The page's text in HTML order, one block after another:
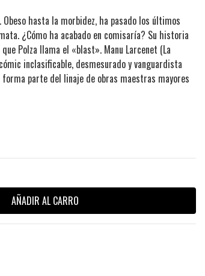
hasta la morbidez, ha pasado los últimos
¿Cómo ha acabado en comisaría? Su historia
Polza llama el «blast». Manu Larcenet (La
inclasificable, desmesurado y vanguardista
parte del linaje de obras maestras mayores